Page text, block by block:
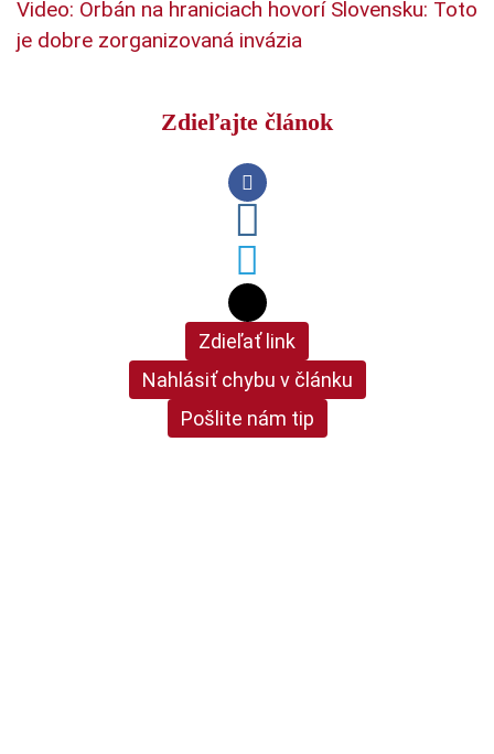
Video: Orbán na hraniciach hovorí Slovensku: Toto
je dobre zorganizovaná invázia
Zdieľajte článok
Zdieľať link
Nahlásiť chybu v článku
Pošlite nám tip